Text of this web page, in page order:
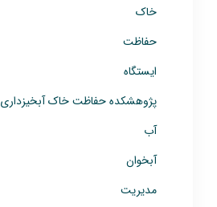
خاک
حفاظت
ایستگاه
پژوهشکده حفاظت خاک آبخیزداری
آب
آبخوان
مدیریت